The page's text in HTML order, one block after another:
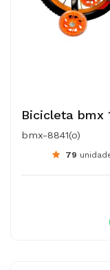
Bicicleta bmx
bmx-8841(o)
79